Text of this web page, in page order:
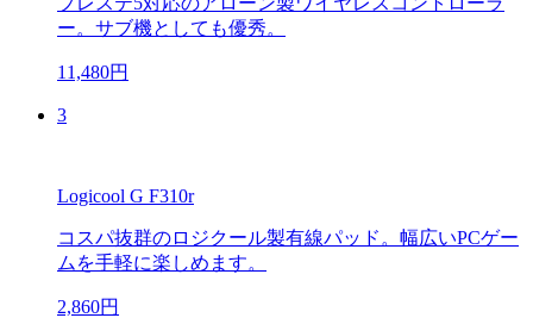
ー。サブ機としても優秀。
11,480円
3
Logicool G F310r
コスパ抜群のロジクール製有線パッド。幅広いPCゲー
ムを手軽に楽しめます。
2,860円